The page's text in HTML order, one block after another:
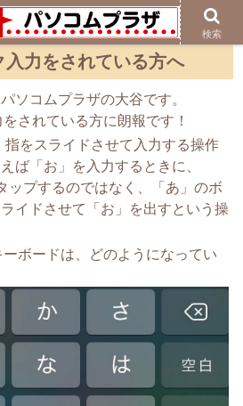
力をされている方へ
ソコムプラザの大谷です。
されている方に朗報です！
をスライドさせて入力する操作
ば「お」を入力するときに、
ップするのではなく、「あ」のボ
イドさせて「お」を出すという操
ボードは、どのようになってい
検索